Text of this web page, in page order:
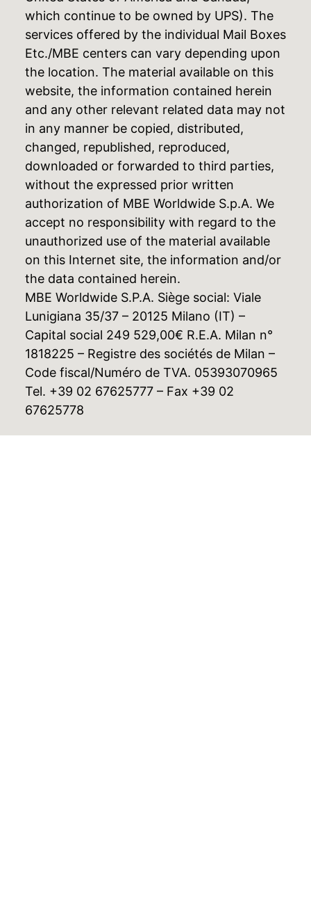
which continue to be owned by UPS). The
services offered by the individual Mail Boxes
Etc./MBE centers can vary depending upon
the location. The material available on this
website, the information contained herein
and any other relevant related data may not
in any manner be copied, distributed,
changed, republished, reproduced,
downloaded or forwarded to third parties,
without the expressed prior written
authorization of MBE Worldwide S.p.A. We
accept no responsibility with regard to the
unauthorized use of the material available
on this Internet site, the information and/or
the data contained herein.
MBE Worldwide S.P.A. Siège social: Viale
Lunigiana 35/37 – 20125 Milano (IT) –
Capital social 249 529,00€ R.E.A. Milan n°
1818225 – Registre des sociétés de Milan –
Code fiscal/Numéro de TVA. 05393070965
Tel. +39 02 67625777 – Fax +39 02
67625778